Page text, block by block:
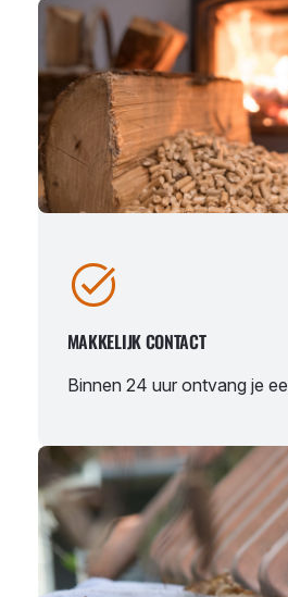
MAKKELIJK CONTACT
Binnen 24 uur ontvang je